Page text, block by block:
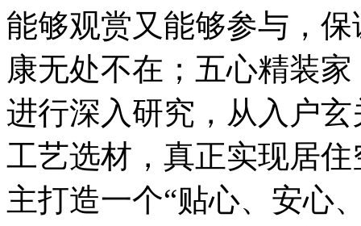
能够观赏又能够参与，
康无处不在；五心精装
进行深入研究，从入户
工艺选材，真正实现居
主打造一个“贴心、安心